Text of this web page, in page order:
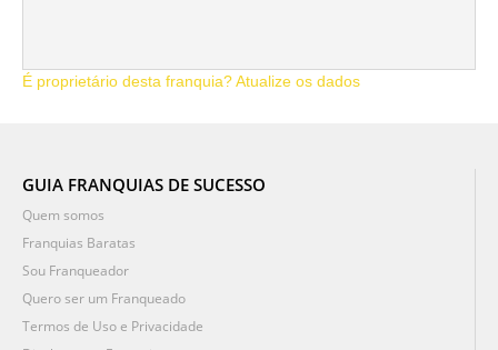
É proprietário desta franquia? Atualize os dados
GUIA FRANQUIAS DE SUCESSO
Quem somos
Franquias Baratas
Sou Franqueador
Quero ser um Franqueado
Termos de Uso e Privacidade